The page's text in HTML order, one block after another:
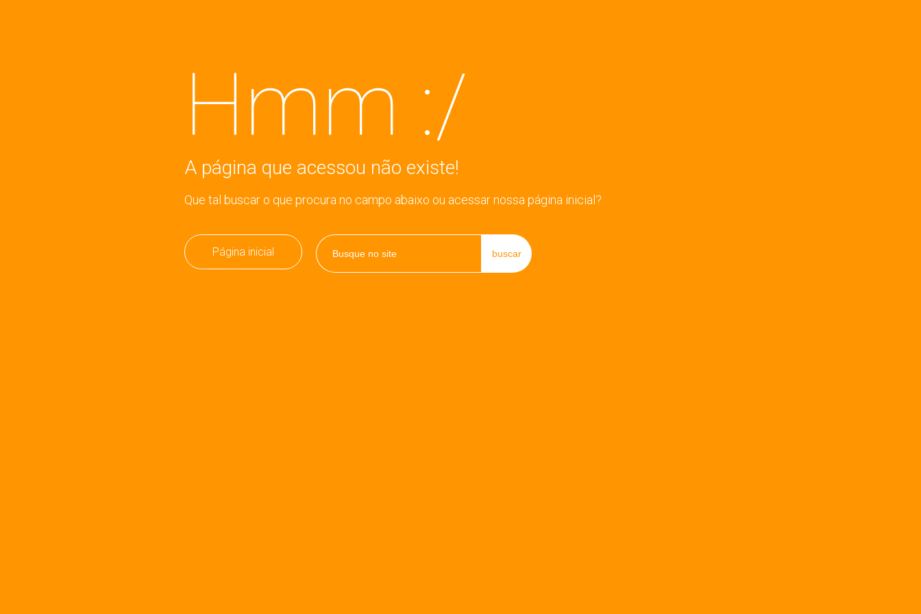
Hmm :/
A página que acessou não existe!
Que tal buscar o que procura no campo abaixo ou acessar nossa página inicial?
Página inicial